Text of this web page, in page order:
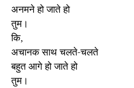
अनमने हो जाते हो
तुम।
कि,
अचानक साथ चलते-चलते
बहुत आगे हो जाते हो
तुम।